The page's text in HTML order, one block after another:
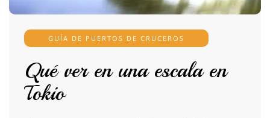
GUÍA DE PUERTOS DE CRUCEROS
Qué ver en una escala en
Tokio